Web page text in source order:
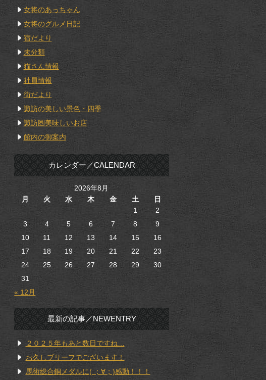
女将のあっちゃん
女将のグルメ日記
宿だより
未分類
猫さん情報
社員情報
街だより
諏訪の美しい景色・四季
諏訪圏美味しいお店
館内の御案内
カレンダー／CALENDAR
2026年8月
月
火 水 木 金 土
日
1
2
3
4 5 6 7 8
9
10
11 12 13 14 15
16
17
18 19 20 21 22
23
24
25 26 27 28 29
30
31
« 12月
最新の記事／NEWENTRY
２０２５年もあと数日ですね…
お久しブリーフでございます！
馬術総合銅メダルに( ；∀；)感動！！！